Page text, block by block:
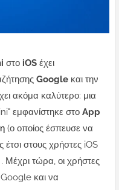
στο iOS έχει
Google και την
ακόμα καλύτερο: μια
εμφανίστηκε στο App
(ο οποίος έσπευσε να
έτσι στους χρήστες iOS
. Μέχρι τώρα, οι χρήστες
και να